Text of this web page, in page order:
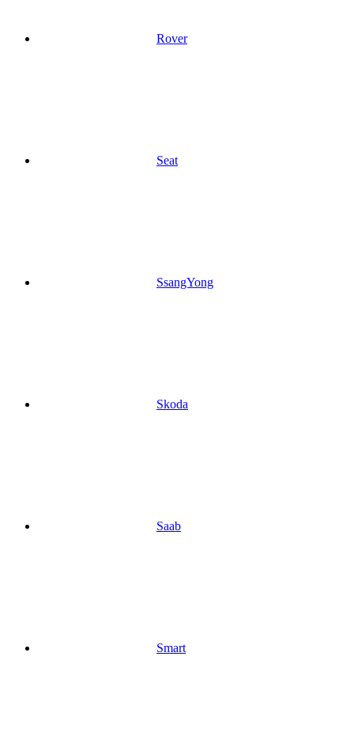
Rover
Seat
SsangYong
Skoda
Saab
Smart